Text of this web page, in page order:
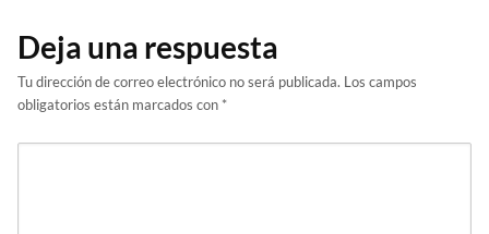
Deja una respuesta
Tu dirección de correo electrónico no será publicada. Los campos
obligatorios están marcados con *